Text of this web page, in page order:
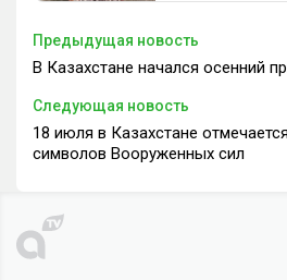
Предыдущая новость
В Казахстане начался осенний
Следующая новость
18 июля в Казахстане
символов Вооруженных сил